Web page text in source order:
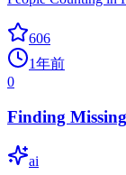
606
1年前
0
Finding
ai